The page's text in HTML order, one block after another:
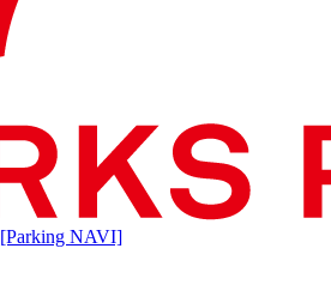
[Parking NAVI]